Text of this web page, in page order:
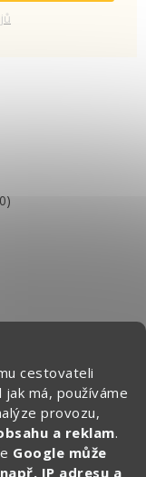
cestovateli
má, používáme
provozu,
a reklam.
Google může
IP adresu a